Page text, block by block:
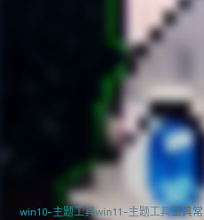
win10-主题工具win11-主题工具工具